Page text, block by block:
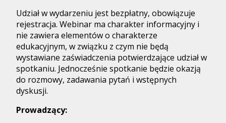
Udział w wydarzeniu jest bezpłatny, obowiązuje
rejestracja. Webinar ma charakter informacyjny i
nie zawiera elementów o charakterze
edukacyjnym, w związku z czym nie będą
wystawiane zaświadczenia potwierdzające udział w
spotkaniu. Jednocześnie spotkanie będzie okazją
do rozmowy, zadawania pytań i wstępnych
dyskusji.
Prowadzący: